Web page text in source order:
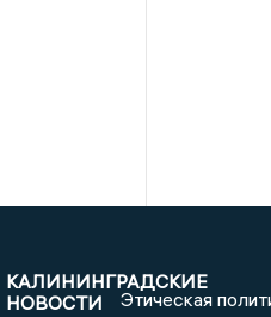
КАЛИНИНГРАДСКИЕ
НОВОСТИ
Этическая